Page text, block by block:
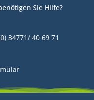
Sie Hilfe?
34771/ 40 69 71